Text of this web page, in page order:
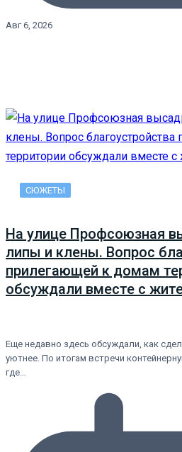
Авг 6, 2026
СЮЖЕТЫ
На улице Профсоюзная
липы и клены. Вопрос
прилегающей к домам
обсуждали вместе с
Еще недавно здесь обсуждали, как
уютнее. По итогам встречи
где…